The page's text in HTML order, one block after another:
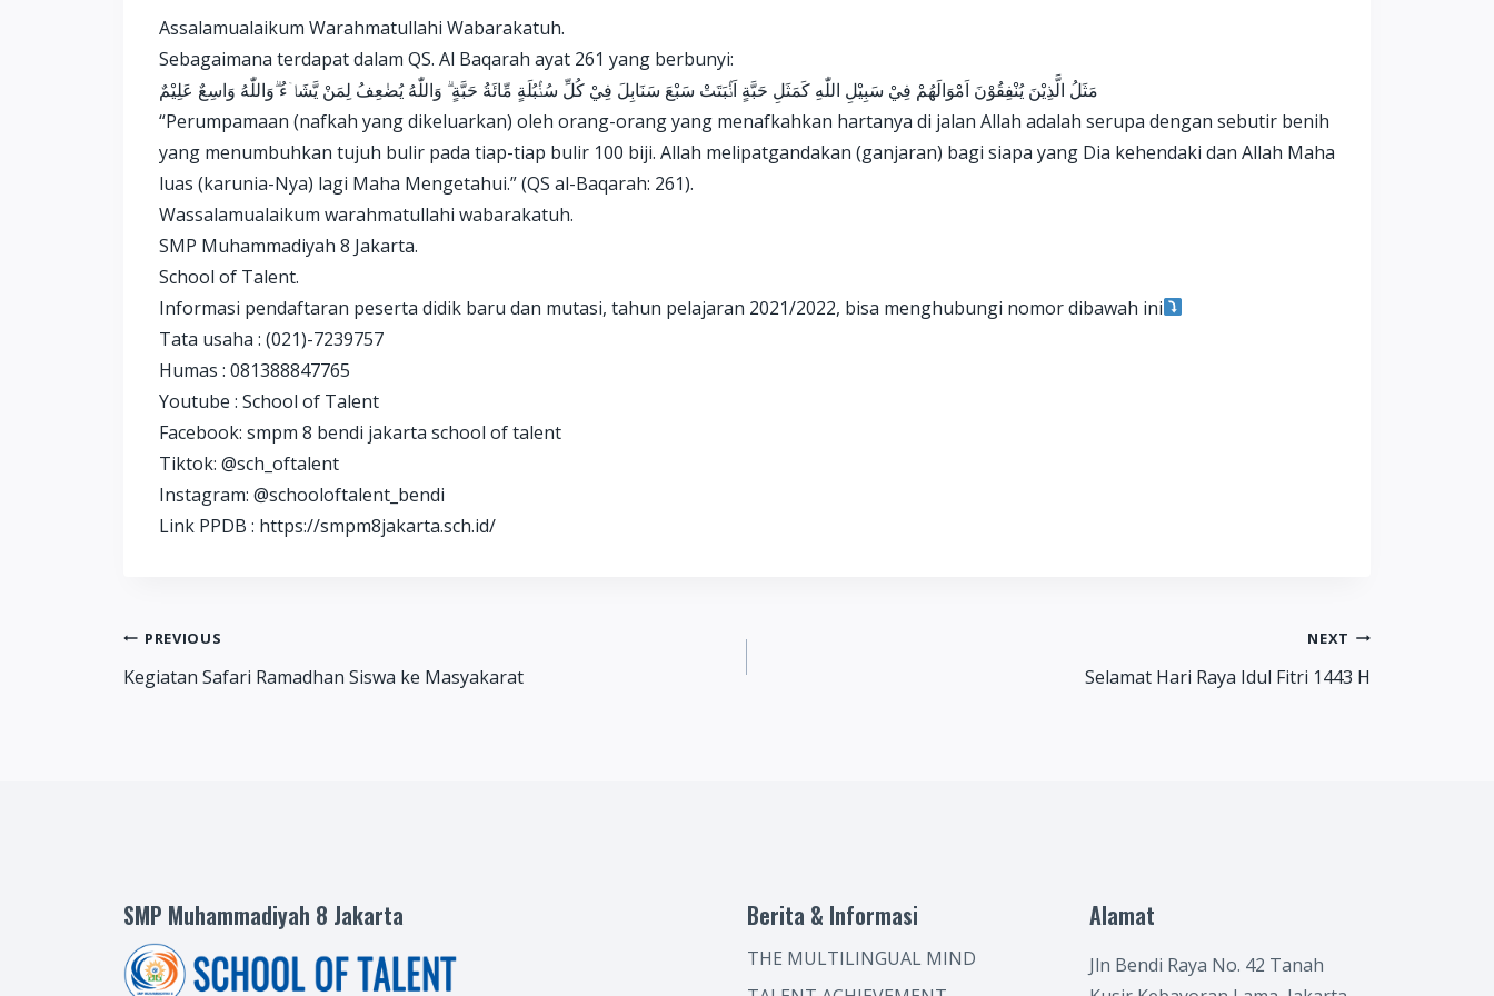
Assalamualaikum Warahmatullahi Wabarakatuh.
Sebagaimana terdapat dalam QS. Al Baqarah ayat 261 yang berbunyi:
مَثَلُ الَّذِيْنَ يُنْفِقُوْنَ اَمْوَالَهُمْ فِيْ سَبِيْلِ اللّٰهِ كَمَثَلِ حَبَّةٍ اَنْۢبَتَتْ سَبْعَ سَنَابِلَ فِيْ كُلِّ سُنْۢبُلَةٍ مِّائَةُ حَبَّةٍ ۗ وَاللّٰهُ يُضٰعِفُ لِمَنْ يَّشَاۤءُ ۗوَاللّٰهُ وَاسِعٌ عَلِيْمٌ
“Perumpamaan (nafkah yang dikeluarkan) oleh orang-orang yang menafkahkan hartanya di jalan Allah adalah serupa dengan sebutir benih
yang menumbuhkan tujuh bulir pada tiap-tiap bulir 100 biji. Allah melipatgandakan (ganjaran) bagi siapa yang Dia kehendaki dan Allah Maha
luas (karunia-Nya) lagi Maha Mengetahui.” (QS al-Baqarah: 261).
Wassalamualaikum warahmatullahi wabarakatuh.
SMP Muhammadiyah 8 Jakarta.
School of Talent.
Informasi pendaftaran peserta didik baru dan mutasi, tahun pelajaran 2021/2022, bisa menghubungi nomor dibawah ini
Tata usaha : (021)-7239757
Humas : 081388847765
Youtube : School of Talent
Facebook: smpm 8 bendi jakarta school of talent
Tiktok: @sch_oftalent
Instagram: @schooloftalent_bendi
Link PPDB : https://smpm8jakarta.sch.id/
Post
PREVIOUS
Kegiatan Safari Ramadhan Siswa ke Masyakarat
NEXT
Selamat Hari Raya Idul Fitri 1443 H
SMP Muhammadiyah 8 Jakarta Berita & Informasi
THE MULTILINGUAL MIND
Alamat
Jln Bendi Raya No. 42 Tanah